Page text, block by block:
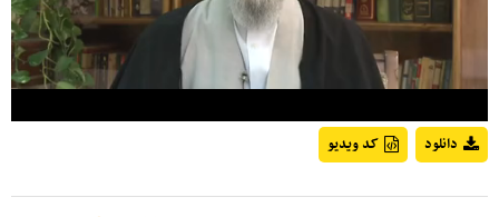
Video
کد ویدیو دانلود